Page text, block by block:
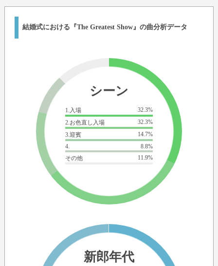
And the walls can't stop us (now) now, yeah
This is the greatest show (oh!)
結婚式における『The Greatest Show』の曲分析データ
シーン
1.入場
32.3%
2.お色直し入場
32.3%
3.迎賓
14.7%
4.
8.8%
その他
11.9%
新郎年代